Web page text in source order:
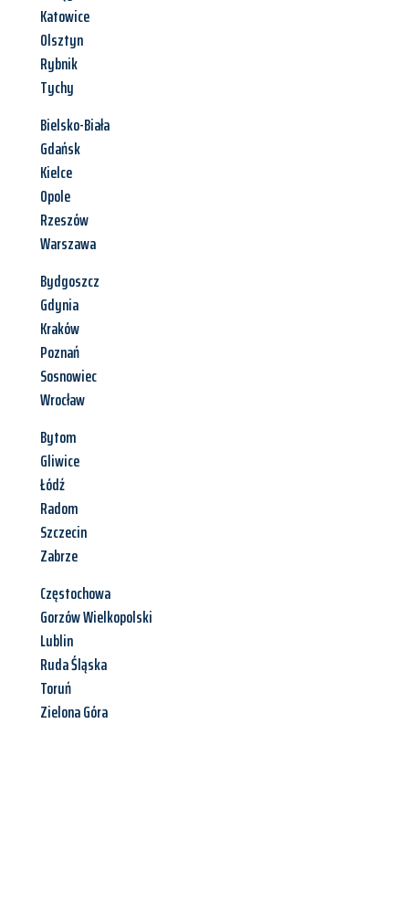
Katowice
Olsztyn
Rybnik
Tychy
Bielsko-Biała
Gdańsk
Kielce
Opole
Rzeszów
Warszawa
Bydgoszcz
Gdynia
Kraków
Poznań
Sosnowiec
Wrocław
Bytom
Gliwice
Łódź
Radom
Szczecin
Zabrze
Częstochowa
Gorzów Wielkopolski
Lublin
Ruda Śląska
Toruń
Zielona Góra